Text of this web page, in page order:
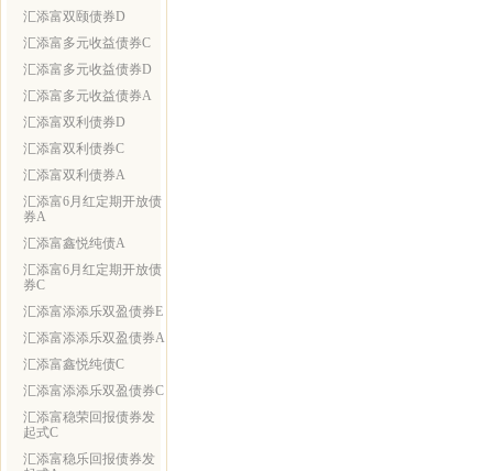
汇添富双颐债券D
汇添富多元收益债券C
汇添富多元收益债券D
汇添富多元收益债券A
汇添富双利债券D
汇添富双利债券C
汇添富双利债券A
汇添富6月红定期开放债
券A
汇添富鑫悦纯债A
汇添富6月红定期开放债
券C
汇添富添添乐双盈债券E
汇添富添添乐双盈债券A
汇添富鑫悦纯债C
汇添富添添乐双盈债券C
汇添富稳荣回报债券发
起式C
汇添富稳乐回报债券发